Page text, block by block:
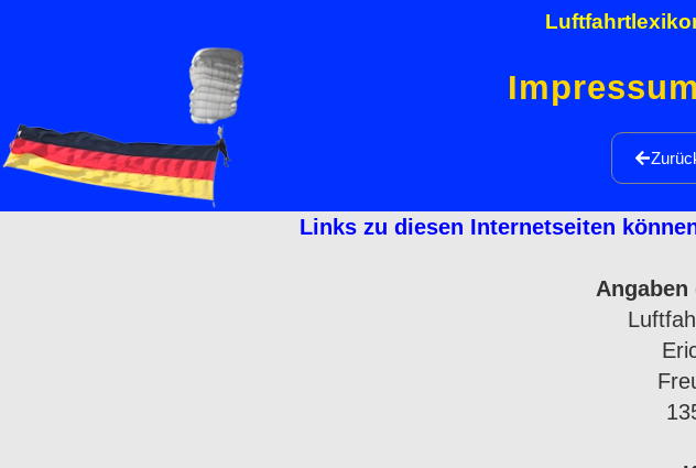
Links zu diesen Internetseiten
Angaben